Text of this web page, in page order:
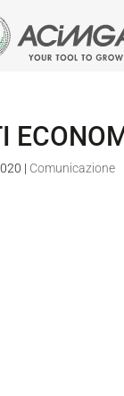
| Comunicazione